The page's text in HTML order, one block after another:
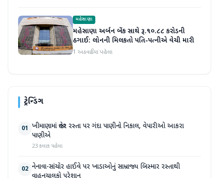
મહેસાણા
મહેસાણા અર્બન બેંક સાથે રૂ.૧૦.૮૮ કરોડની
ઠગાઈ: લોનની મિલકતો પતિ-પત્નીએ વેચી મારી
1 અઠવાડિયા પહેલા
ટ્રેન્ડિંગ
01 ખીમાણામાં જાહેર રસ્તા પર ગંદા પાણીનો નિકાલ, વેપારીઓ આકરા
પાણીએ
23 કલાક પહેલા
02 નેનાવા-સાંચોર હાઈવે પર ખાડાઓનું સામ્રાજ્ય બિસ્માર રસ્તાથી